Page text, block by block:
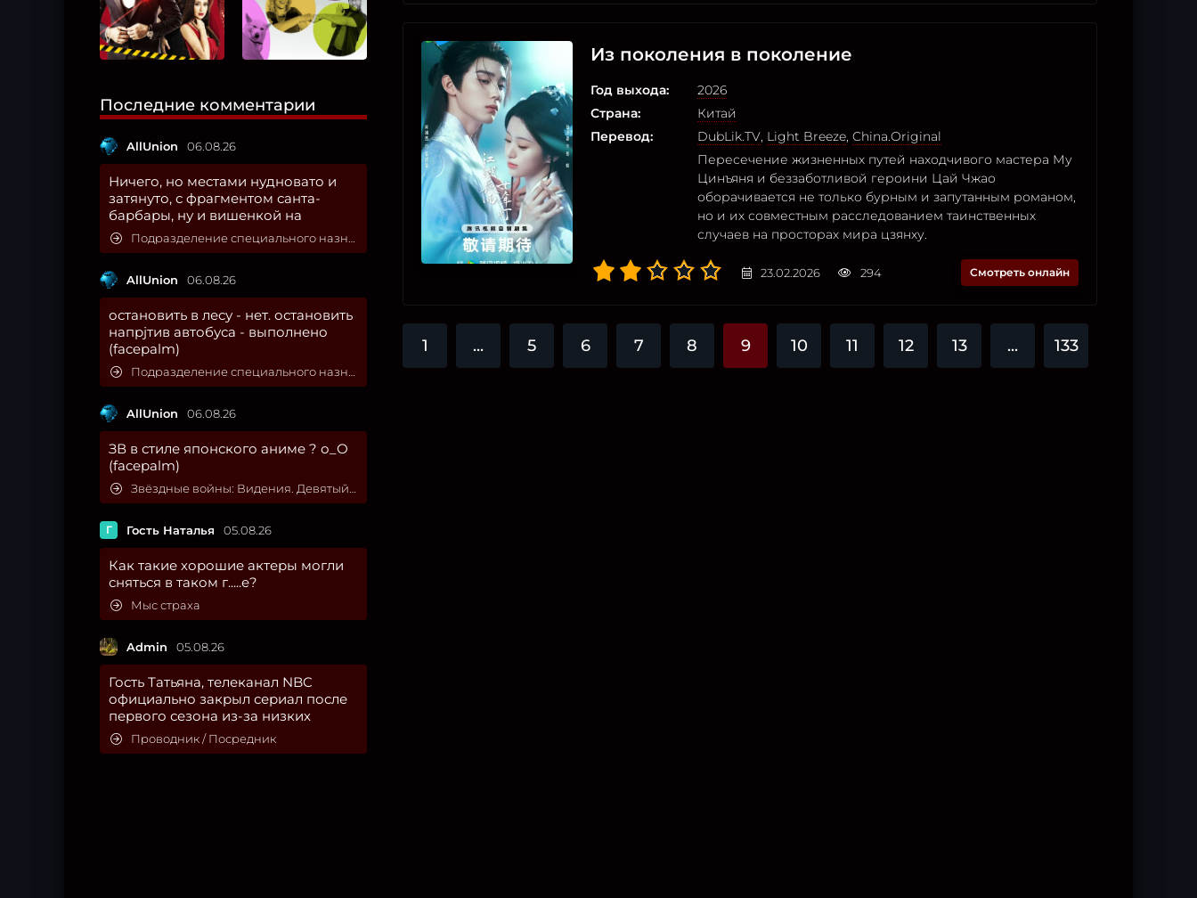
Последние комментарии
AllUnion 06.08.26
Ничего, но местами нудновато и
затянуто, с фрагментом санта-
барбары, ну и вишенкой на
Подразделение специального назначения
AllUnion 06.08.26
остановить в лесу - нет. остановить
напрjтив автобуса - выполнено
(facepalm)
Подразделение специального назначения
AllUnion 06.08.26
ЗВ в стиле японского аниме ? о_О
(facepalm)
Звёздные войны: Видения. Девятый джедай
Г Гость Наталья 05.08.26
Как такие хорошие актеры могли
сняться в таком г.....е?
Мыс страха
Admin 05.08.26
Гость Татьяна, телеканал NBC
официально закрыл сериал после
первого сезона из-за низких
Проводник / Посредник
Из поколения в поколение
Год выхода:
2026
Страна:
Китай
Перевод:
DubLik.TV, Light Breeze, China.Original
Пересечение жизненных путей находчивого мастера Му
Цинъяня и беззаботливой героини Цай Чжао
оборачивается не только бурным и запутанным романом,
но и их совместным расследованием таинственных
случаев на просторах мира цзянху.
23.02.2026 294 Смотреть онлайн
1 ... 5 6 7 8 9 10 11 12 13 ... 133